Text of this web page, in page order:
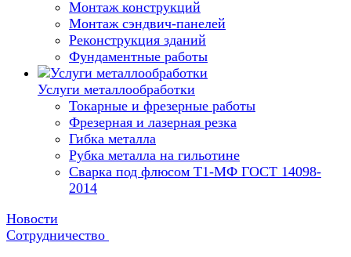
Монтаж конструкций
Монтаж сэндвич-панелей
Реконструкция зданий
Фундаментные работы
Услуги металлообработки
Токарные и фрезерные работы
Фрезерная и лазерная резка
Гибка металла
Рубка металла на гильотине
Сварка под флюсом Т1-МФ ГОСТ 14098-
2014
Новости
Сотрудничество